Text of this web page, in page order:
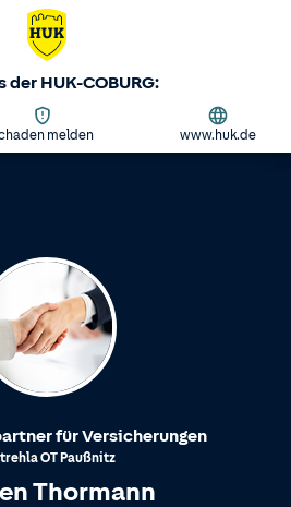
der HUK-COBURG:
melden www.huk.de
für Versicherungen
OT Paußnitz
Thormann